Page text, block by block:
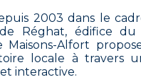
2003 dans le
Réghat, édifice du
Maisons-Alfort
locale à travers
interactive.